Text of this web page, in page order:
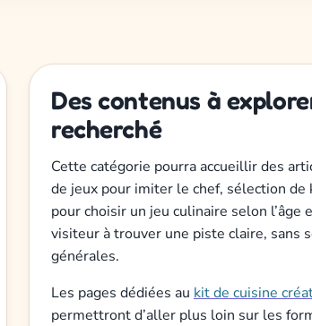
Des contenus à
recherché
Cette catégorie pourra accueillir des
de jeux pour imiter le chef, sélection
pour choisir un jeu culinaire selon l’âge
visiteur à trouver une piste claire, sans
générales.
Les pages dédiées au kit de cuisine
permettront d’aller plus loin sur les